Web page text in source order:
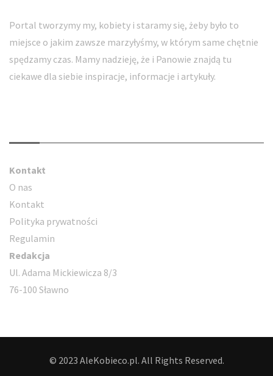
Portal tworzymy my, kobiety i staramy się, żeby było to
miejsce o jakim zawsze marzyłyśmy, w którym same chętnie
spędzamy czas. Mamy nadzieję, że i Panowie znajdą tu
ciekawe dla siebie inspiracje, informacje i artykuły.
Kontakt
O nas
Kontakt
Polityka prywatności
Regulamin
Redakcja
Ul. Adama Mickiewicza 8/3
76-100 Sławno
© 2023 AleKobieco.pl. All Rights Reserved.